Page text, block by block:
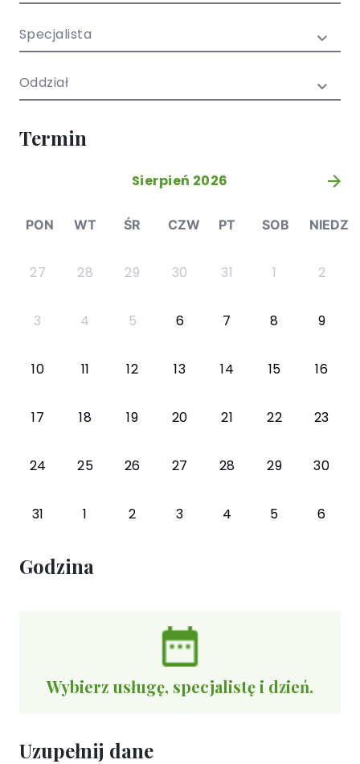
młodzieży
Specjalista
Oddział
Termin
Sierpień 2026 »
PON WT ŚR CZW PT SOB NIEDZ
27 28 29 30 31 1 2
3 4 5 6 7 8 9
10 11 12 13 14 15 16
17 18 19 20 21 22 23
24 25 26 27 28 29 30
31 1 2 3 4 5 6
Godzina
Wybierz usługę, specjalistę i dzień.
Uzupełnij dane